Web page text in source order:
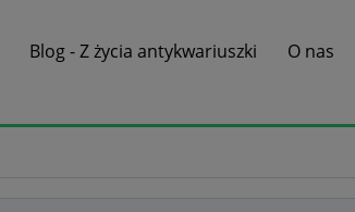
Blog - Z życia antykwariuszki O nas